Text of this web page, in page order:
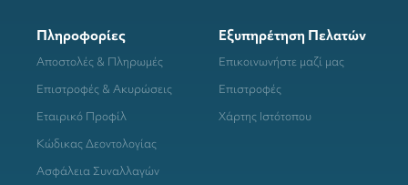
Πληροφορίες
Αποστολές & Πληρωμές
Επιστροφές & Ακυρώσεις
Εταιρικό Προφίλ
Κώδικας Δεοντολογίας
Ασφάλεια Συναλλαγών
Εξυπηρέτηση Πελατών
Επικοινωνήστε μαζί μας
Επιστροφές
Χάρτης Ιστότοπου